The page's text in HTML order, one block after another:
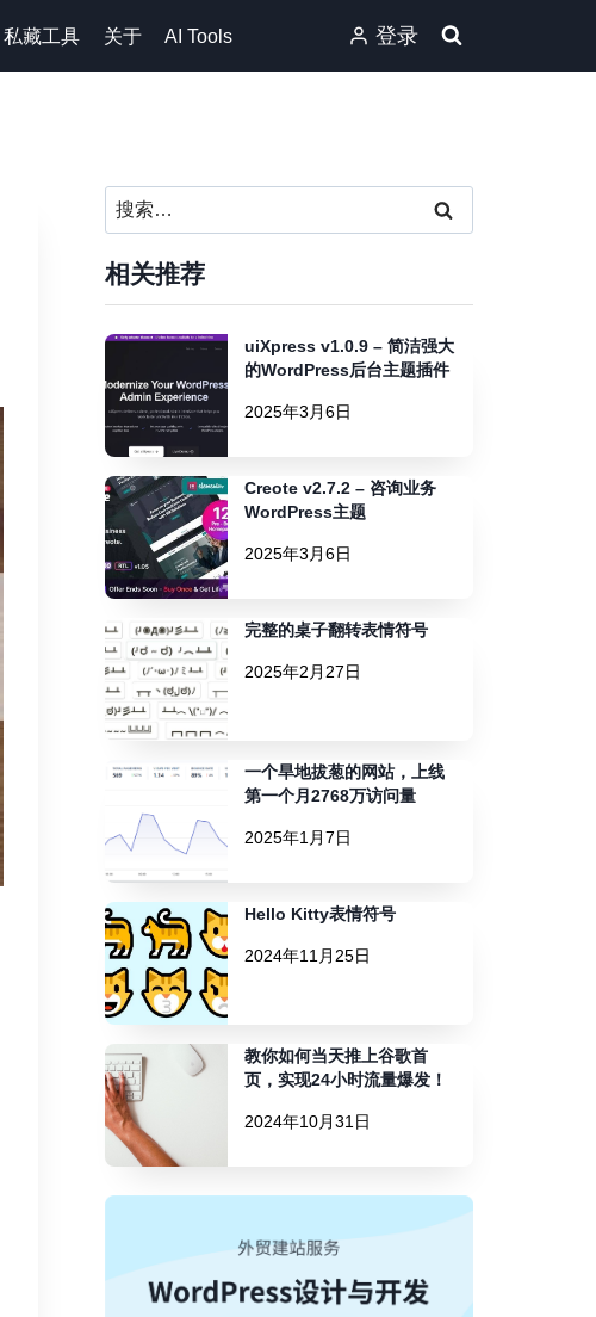
私藏工具 关于 AI Tools 登录
搜
索：
相关推荐
uiXpress v1.0.9 – 简洁强大
的WordPress后台主题插件
2025年3月6日
Creote v2.7.2 – 咨询业务
WordPress主题
2025年3月6日
完整的桌子翻转表情符号
2025年2月27日
一个旱地拔葱的网站，上线
第一个月2768万访问量
2025年1月7日
Hello Kitty表情符号
2024年11月25日
教你如何当天推上谷歌首
页，实现24小时流量爆发！
2024年10月31日